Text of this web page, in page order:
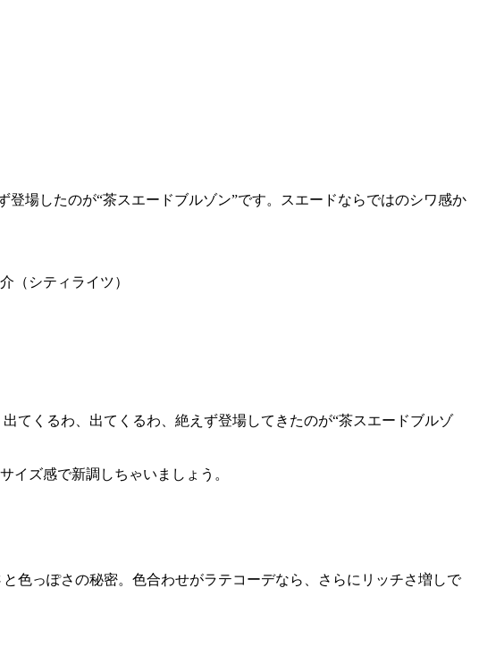
場したのが“茶スエードブルゾン”です。スエードならではのシワ感か
（シティライツ）
てくるわ、出てくるわ、絶えず登場してきたのが“茶スエードブルゾ
イズ感で新調しちゃいましょう。
色っぽさの秘密。色合わせがラテコーデなら、さらにリッチさ増しで